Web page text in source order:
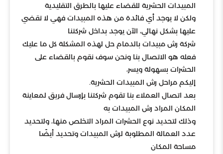
المبيدات الحشرية للقضاء عليها بالطرق التقليدية
ولكن لا يوجد أي فائدة من هذه المبيدات فهي لا تقضي
عليها بشكل نهائي، الآن يوجد بداخل شركتنا
شركة رش مبيدات بالدمام حل لهذه المشكلة كل ما عليك
فعله هو الاتصال بنا ونحن سوف نقوم بالقضاء على
الحشرات بسهولة ويسر،
إليكم مراحل رش المبيدات الحشرية.
بعد اتصال العملاء بنا تقوم شركتنا بإرسال فريق لمعاينة
المكان المراد رش المبيدات به
وذلك لتحديد نوع الحشرات المراد التخلص منها، ولتحديد
عدد العمالة المطلوبة لرش المبيدات وتحديد أيضًا
مساحة المكان